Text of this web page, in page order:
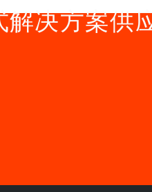
解决方案供